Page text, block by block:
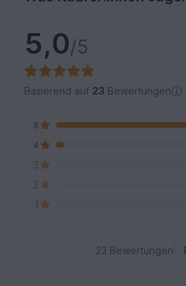
5,0/5
Basierend auf 23 Bewertungen
5
4
3
2
1
23 Bewertungen